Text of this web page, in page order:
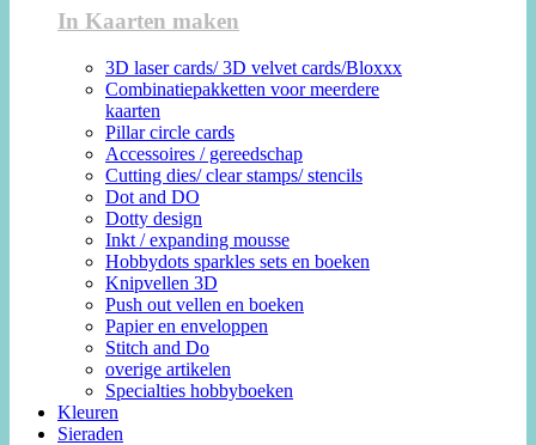
In Kaarten maken
3D laser cards/ 3D velvet cards/Bloxxx
Combinatiepakketten voor meerdere
kaarten
Pillar circle cards
Accessoires / gereedschap
Cutting dies/ clear stamps/ stencils
Dot and DO
Dotty design
Inkt / expanding mousse
Hobbydots sparkles sets en boeken
Knipvellen 3D
Push out vellen en boeken
Papier en enveloppen
Stitch and Do
overige artikelen
Specialties hobbyboeken
Kleuren
Sieraden